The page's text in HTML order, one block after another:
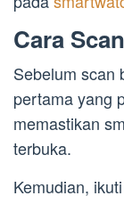
Cara
Sebelum scan
pertama yang
memastikan
terbuka.
Kemudian,